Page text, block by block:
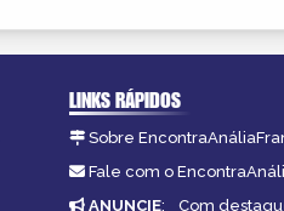
LINKS RÁPIDOS
Sobre
Fale com o
ANUNCIE: Com